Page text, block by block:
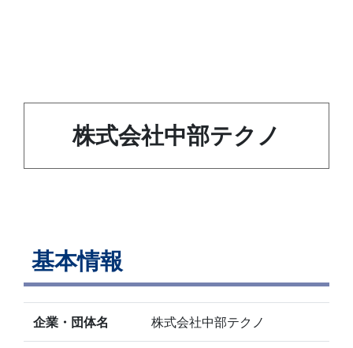
株式会社中部テクノ
基本情報
企業・団体名 株式会社中部テクノ